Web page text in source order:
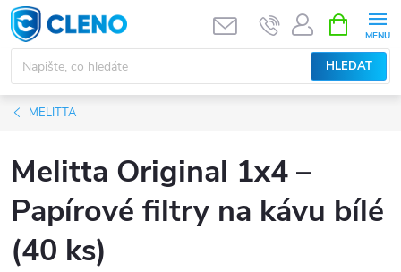
Přejít
na
obsah
HLEDAT
NÁKUPNÍ
KOŠÍK
MELITTA
Melitta Original 1x4 –
Papírové filtry na kávu bílé
(40 ks)